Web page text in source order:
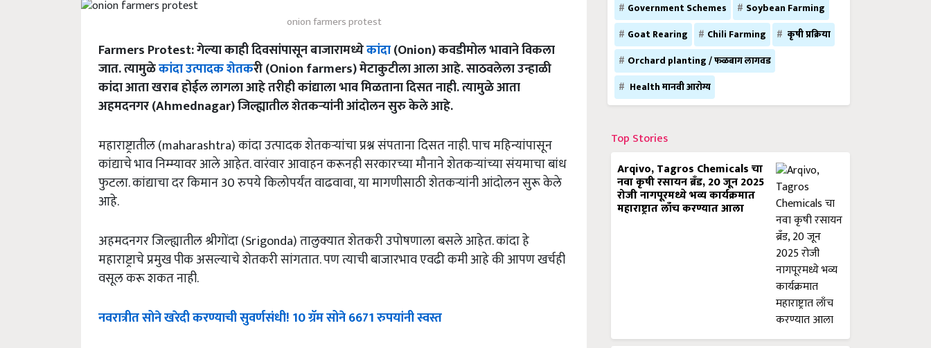
onion farmers protest
Farmers Protest: गेल्या काही दिवसांपासून बाजारामध्येकांदा(Onion) कवडीमोल भावाने विकला
जात. त्यामुळेकांदा उत्पादक शेतकरी (Onion farmers) मेटाकुटीला आला आहे. साठवलेला उन्हाळी
कांदा आता खराब होईल लागला आहे तरीही कांद्याला भाव मिळताना दिसत नाही. त्यामुळे आता
अहमदनगर (Ahmednagar) जिल्ह्यातील शेतकऱ्यांनी आंदोलन सुरु केले आहे.
महाराष्ट्रातील (maharashtra) कांदा उत्पादक शेतकऱ्यांचा प्रश्न संपताना दिसत नाही. पाच महिन्यांपासून
कांद्याचे भाव निम्म्यावर आले आहेत. वारंवार आवाहन करूनही सरकारच्या मौनाने शेतकऱ्यांच्या संयमाचा बांध
फुटला. कांद्याचा दर किमान 30 रुपये किलोपर्यंत वाढवावा, या मागणीसाठी शेतकऱ्यांनी आंदोलन सुरू केले
आहे.
अहमदनगर जिल्ह्यातील श्रीगोंदा (Srigonda) तालुक्यात शेतकरी उपोषणाला बसले आहेत. कांदा हे
महाराष्ट्राचे प्रमुख पीक असल्याचे शेतकरी सांगतात. पण त्याची बाजारभाव एवढी कमी आहे की आपण खर्चही
वसूल करू शकत नाही.
नवरात्रीत सोने खरेदी करण्याची सुवर्णसंधी! 10 ग्रॅम सोने 6671 रुपयांनी स्वस्त
Government Schemes
Soybean Farming
Goat Rearing
Chili Farming
कृषी प्रक्रिया
Orchard planting / फळबाग लागवड
Health मानवी आरोग्य
Top Stories
Arqivo, Tagros Chemicals चा
नवा कृषी रसायन ब्रँड, 20 जून 2025
रोजी नागपूरमध्ये भव्य कार्यक्रमात
महाराष्ट्रात लाँच करण्यात आला